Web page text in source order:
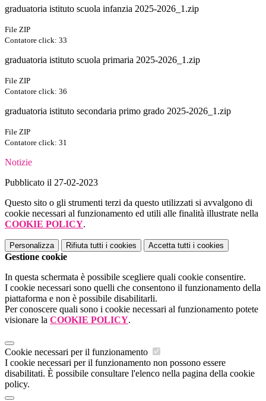
graduatoria istituto scuola infanzia 2025-2026_1.zip
File ZIP
Contatore click: 33
graduatoria istituto scuola primaria 2025-2026_1.zip
File ZIP
Contatore click: 36
graduatoria istituto secondaria primo grado 2025-2026_1.zip
File ZIP
Contatore click: 31
Notizie
Pubblicato il 27-02-2023
Questo sito o gli strumenti terzi da questo utilizzati si avvalgono di
cookie necessari al funzionamento ed utili alle finalità illustrate nella
COOKIE POLICY.
Personalizza Rifiuta tutti i cookies Accetta tutti i cookies
Gestione cookie
In questa schermata è possibile scegliere quali cookie consentire.
I cookie necessari sono quelli che consentono il funzionamento della
piattaforma e non è possibile disabilitarli.
Per conoscere quali sono i cookie necessari al funzionamento potete
visionare la COOKIE POLICY.
Cookie necessari per il funzionamento
I cookie necessari per il funzionamento non possono essere
disabilitati. È possibile consultare l'elenco nella pagina della cookie
policy.